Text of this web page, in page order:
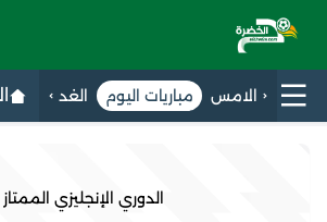
الامس مباريات اليوم الغد
الدوري الإنجليزي الممتاز